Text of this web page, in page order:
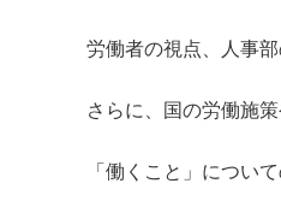
労働者の視点、人事
さらに、国の労働施
「働くこと」につい